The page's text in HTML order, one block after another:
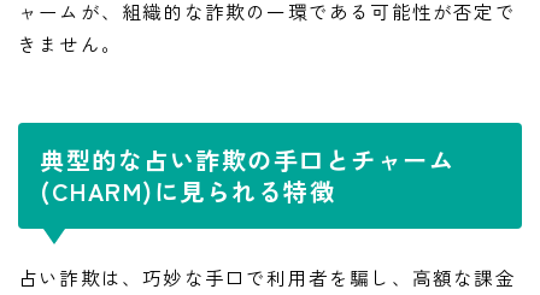
ャームが、組織的な詐欺の一環である可能性が否定で
きません。
典型的な占い詐欺の手口とチャーム
(CHARM)に見られる特徴
占い詐欺は、巧妙な手口で利用者を騙し、高額な課金